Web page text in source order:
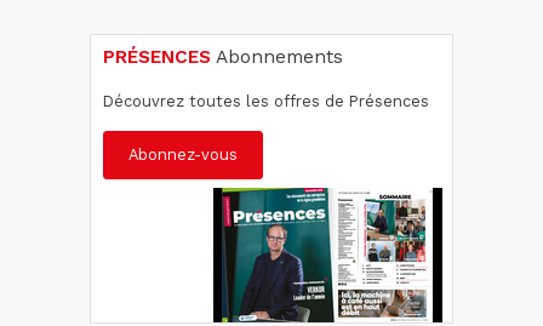
PRÉSENCES Abonnements
Découvrez toutes les offres de Présences
Abonnez-vous